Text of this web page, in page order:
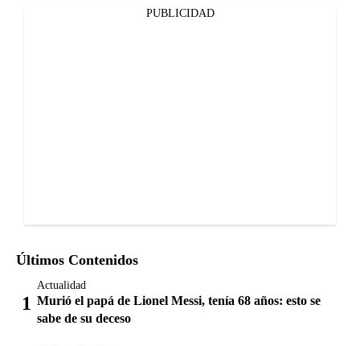
PUBLICIDAD
Últimos Contenidos
Actualidad
Murió el papá de Lionel Messi, tenía 68 años: esto se
sabe de su deceso